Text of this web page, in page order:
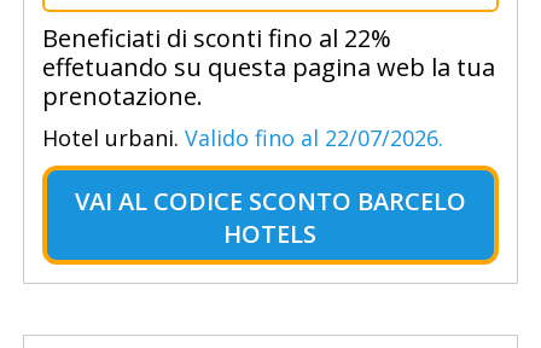
Beneficiati di sconti fino al 22%
effetuando su questa pagina web la tua
prenotazione.
Hotel urbani. Valido fino al 22/07/2026.
VAI AL CODICE SCONTO BARCELO
HOTELS